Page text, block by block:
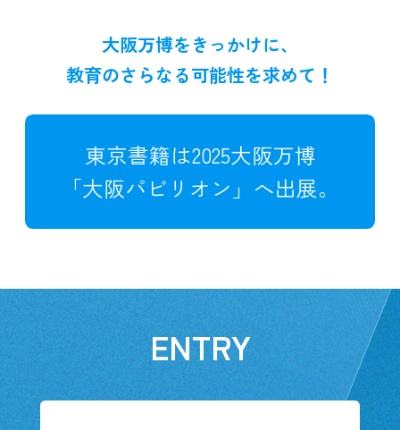
大阪万博をきっかけに、
教育のさらなる可能性を求めて！
東京書籍は2025大阪万博
「大阪パビリオン」へ出展。
ENTRY